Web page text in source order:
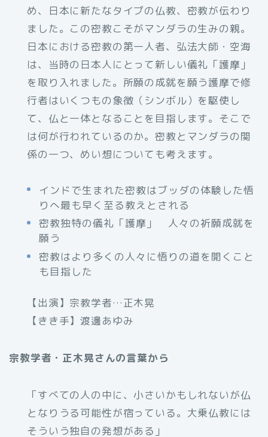
め、日本に新たなタイプの仏教、密教が伝わり
ました。この密教こそがマンダラの生みの親。
日本における密教の第一人者、弘法大師・空海
は、当時の日本人にとって新しい儀礼「護摩」
を取り入れました。所願の成就を願う護摩で修
行者はいくつもの象徴（シンボル）を駆使し
て、仏と一体となることを目指します。そこで
は何が行われているのか。密教とマンダラの関
係の一つ、めい想についても考えます。
インドで生まれた密教はブッダの体験した悟
りへ最も早く至る教えとされる
密教独特の儀礼「護摩」 人々の祈願成就を
願う
密教はより多くの人々に悟りの道を開くこと
も目指した
【出演】宗教学者…正木晃
【きき手】渡邊あゆみ
宗教学者・正木晃さんの言葉から
「すべての人の中に、小さいかもしれないが仏
となりうる可能性が宿っている。大乗仏教には
そういう独自の発想がある」